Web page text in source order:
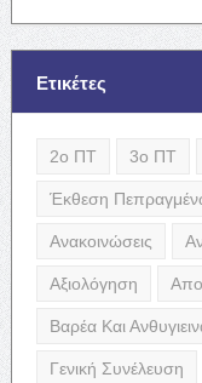
Ετικέτες
2ο ΠΤ 3ο ΠΤ
Έκθεση
Ανακοινώσεις
Αξιολόγηση
Βαρέα Και
Γενική Συνέλευση